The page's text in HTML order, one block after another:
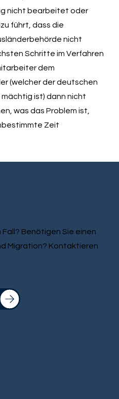
nicht bearbeitet oder
führt, dass die
nicht
Schritte im Verfahren
dem
(welcher der deutschen
ist) dann nicht
was das Problem ist,
Zeit
Fall? Benötigen Sie einen
Migration? Kontaktieren